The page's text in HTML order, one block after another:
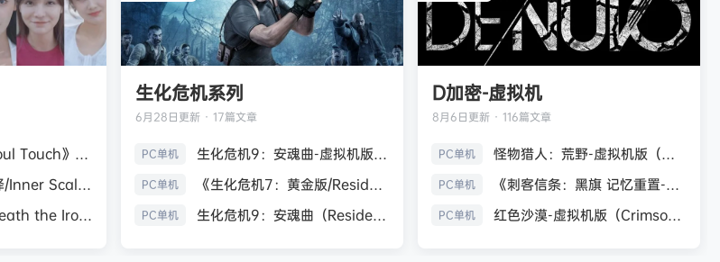
《魅魔的游戏/Soul Touch》免安装中文版
《天平游戏1:抉择/Inner Scales 1：Choice》免安装中文版
《铁门之下/Beneath the Iron Gate》免安装中文版
生化危机系列
6月28日更新 · 17篇文章
PC单机 生化危机9：安魂曲-虚拟机版（Resident Evil Requiem HYPERVISOR）免安装中文版
PC单机 《生化危机7：黄金版/Resident Evil 7 Biohazard》免安装中文版
PC单机 生化危机9：安魂曲（Resident Evil Requiem）免安装中文版
D加密-虚拟机
8月6日更新 · 116篇文章
PC单机 怪物猎人：荒野-虚拟机版（Monster Hunter Wilds HYPERVISOR）免安装中文版
PC单机 《刺客信条：黑旗 记忆重置-虚拟机版/Assassin’s Creed Black Flag Resynced HYPERVISOR》免安装中文版
PC单机 红色沙漠-虚拟机版（Crimson Desert HYPERVISOR）免安装中文版